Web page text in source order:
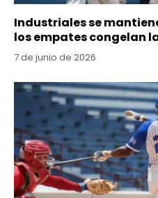
Industriales se
los empates congelan
7 de junio de 2026